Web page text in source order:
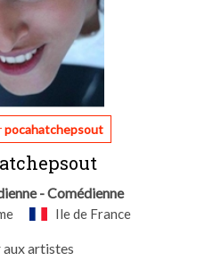
pocahatchepsout
- Comédienne
Ile de France
artistes